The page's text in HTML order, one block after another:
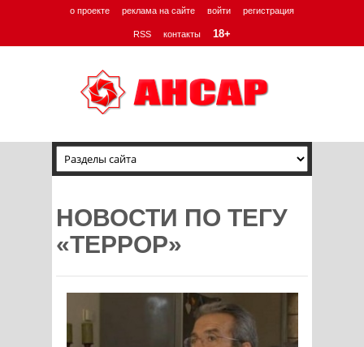
о проекте реклама на сайте войти регистрация
RSS контакты 18+
НОВОСТИ ПО ТЕГУ
«ТЕРРОР»